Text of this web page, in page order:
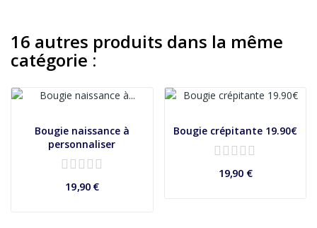
16 autres produits dans la même
catégorie :
Bougie naissance à
personnaliser
19,90 €
Bougie crépitante 19.90€
19,90 €